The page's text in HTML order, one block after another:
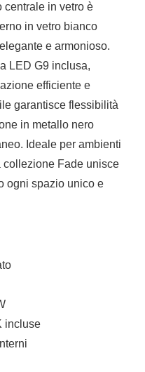
centrale in vetro è
in vetro bianco
e armonioso.
LED G9 inclusa,
efficiente e
garantisce flessibilità
in metallo nero
Ideale per ambienti
collezione Fade unisce
ogni spazio unico e
incluse